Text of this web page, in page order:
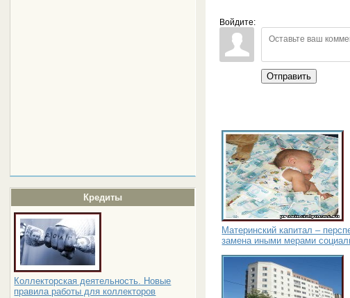
Кредиты
Коллекторская деятельность. Новые
правила работы для коллекторов
Войдите:
Отправить
Материнский капитал –
замена иными мерами